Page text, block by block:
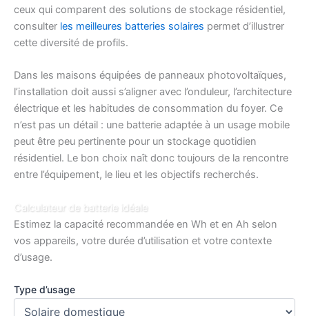
ceux qui comparent des solutions de stockage résidentiel,
consulter les meilleures batteries solaires permet d’illustrer
cette diversité de profils.
Dans les maisons équipées de panneaux photovoltaïques,
l’installation doit aussi s’aligner avec l’onduleur, l’architecture
électrique et les habitudes de consommation du foyer. Ce
n’est pas un détail : une batterie adaptée à un usage mobile
peut être peu pertinente pour un stockage quotidien
résidentiel. Le bon choix naît donc toujours de la rencontre
entre l’équipement, le lieu et les objectifs recherchés.
Calculateur de batterie idéale
Estimez la capacité recommandée en Wh et en Ah selon
vos appareils, votre durée d’utilisation et votre contexte
d’usage.
Type d’usage